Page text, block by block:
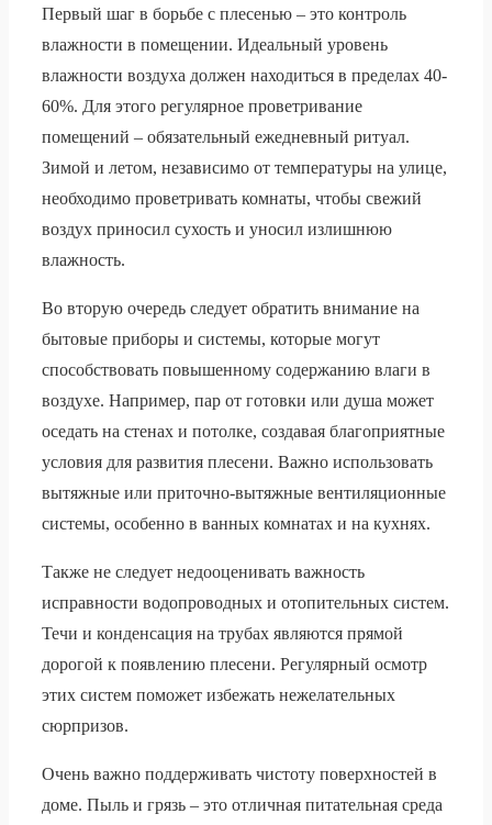
Первый шаг в борьбе с плесенью – это контроль
влажности в помещении. Идеальный уровень
влажности воздуха должен находиться в пределах 40-
60%. Для этого регулярное проветривание
помещений – обязательный ежедневный ритуал.
Зимой и летом, независимо от температуры на улице,
необходимо проветривать комнаты, чтобы свежий
воздух приносил сухость и уносил излишнюю
влажность.
Во вторую очередь следует обратить внимание на
бытовые приборы и системы, которые могут
способствовать повышенному содержанию влаги в
воздухе. Например, пар от готовки или душа может
оседать на стенах и потолке, создавая благоприятные
условия для развития плесени. Важно использовать
вытяжные или приточно-вытяжные вентиляционные
системы, особенно в ванных комнатах и на кухнях.
Также не следует недооценивать важность
исправности водопроводных и отопительных систем.
Течи и конденсация на трубах являются прямой
дорогой к появлению плесени. Регулярный осмотр
этих систем поможет избежать нежелательных
сюрпризов.
Очень важно поддерживать чистоту поверхностей в
доме. Пыль и грязь – это отличная питательная среда